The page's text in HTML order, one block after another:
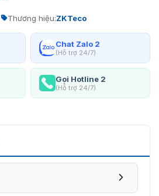
Thương hiệu:ZKTeco
Chat Zalo 2
(Hỗ trợ 24/7)
Gọi Hotline 2
(Hỗ trợ 24/7)